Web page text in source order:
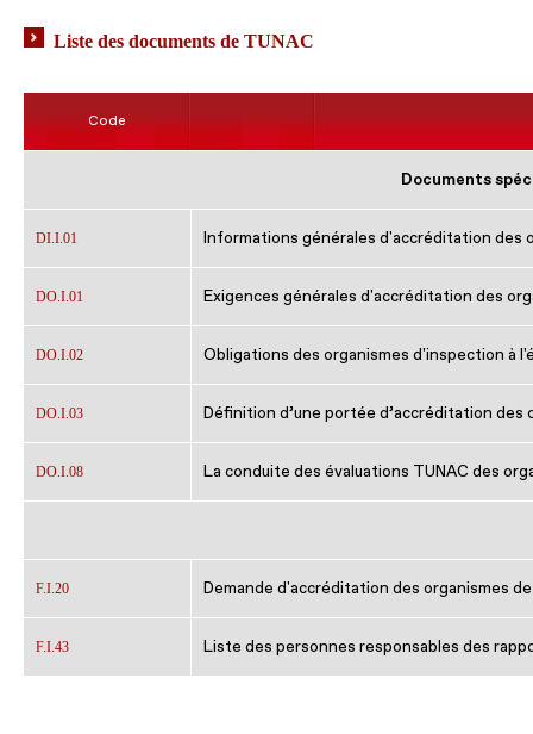
Liste des documents de TUNAC
Code
Documents
DI.I.01 Informations générales d'accréditation des
DO.I.01 Exigences générales d'accréditation des
DO.I.02 Obligations des organismes d'inspection à
DO.I.03 Définition d’une portée d’accréditation des
DO.I.08 La conduite des évaluations TUNAC des
F.I.20 Demande d'accréditation des organismes
F.I.43 Liste des personnes responsables des